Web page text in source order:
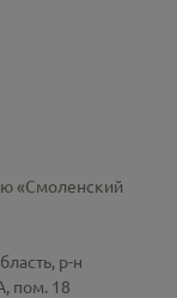
«Смоленский
р-н
пом. 18